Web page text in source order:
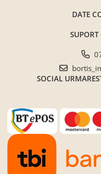
Paturi tapitate dormitor
Paturi tapitate dormitor
Jaluzele verticale la comanda
Promotia saptamanii (extra
discount ) - %
Produse cu livrare in 24H
Mobilier clasic/rustic/
Mobilier tapitat
Paturi tapitate dormitor
Toate Produsele
DATE
SOCIAL